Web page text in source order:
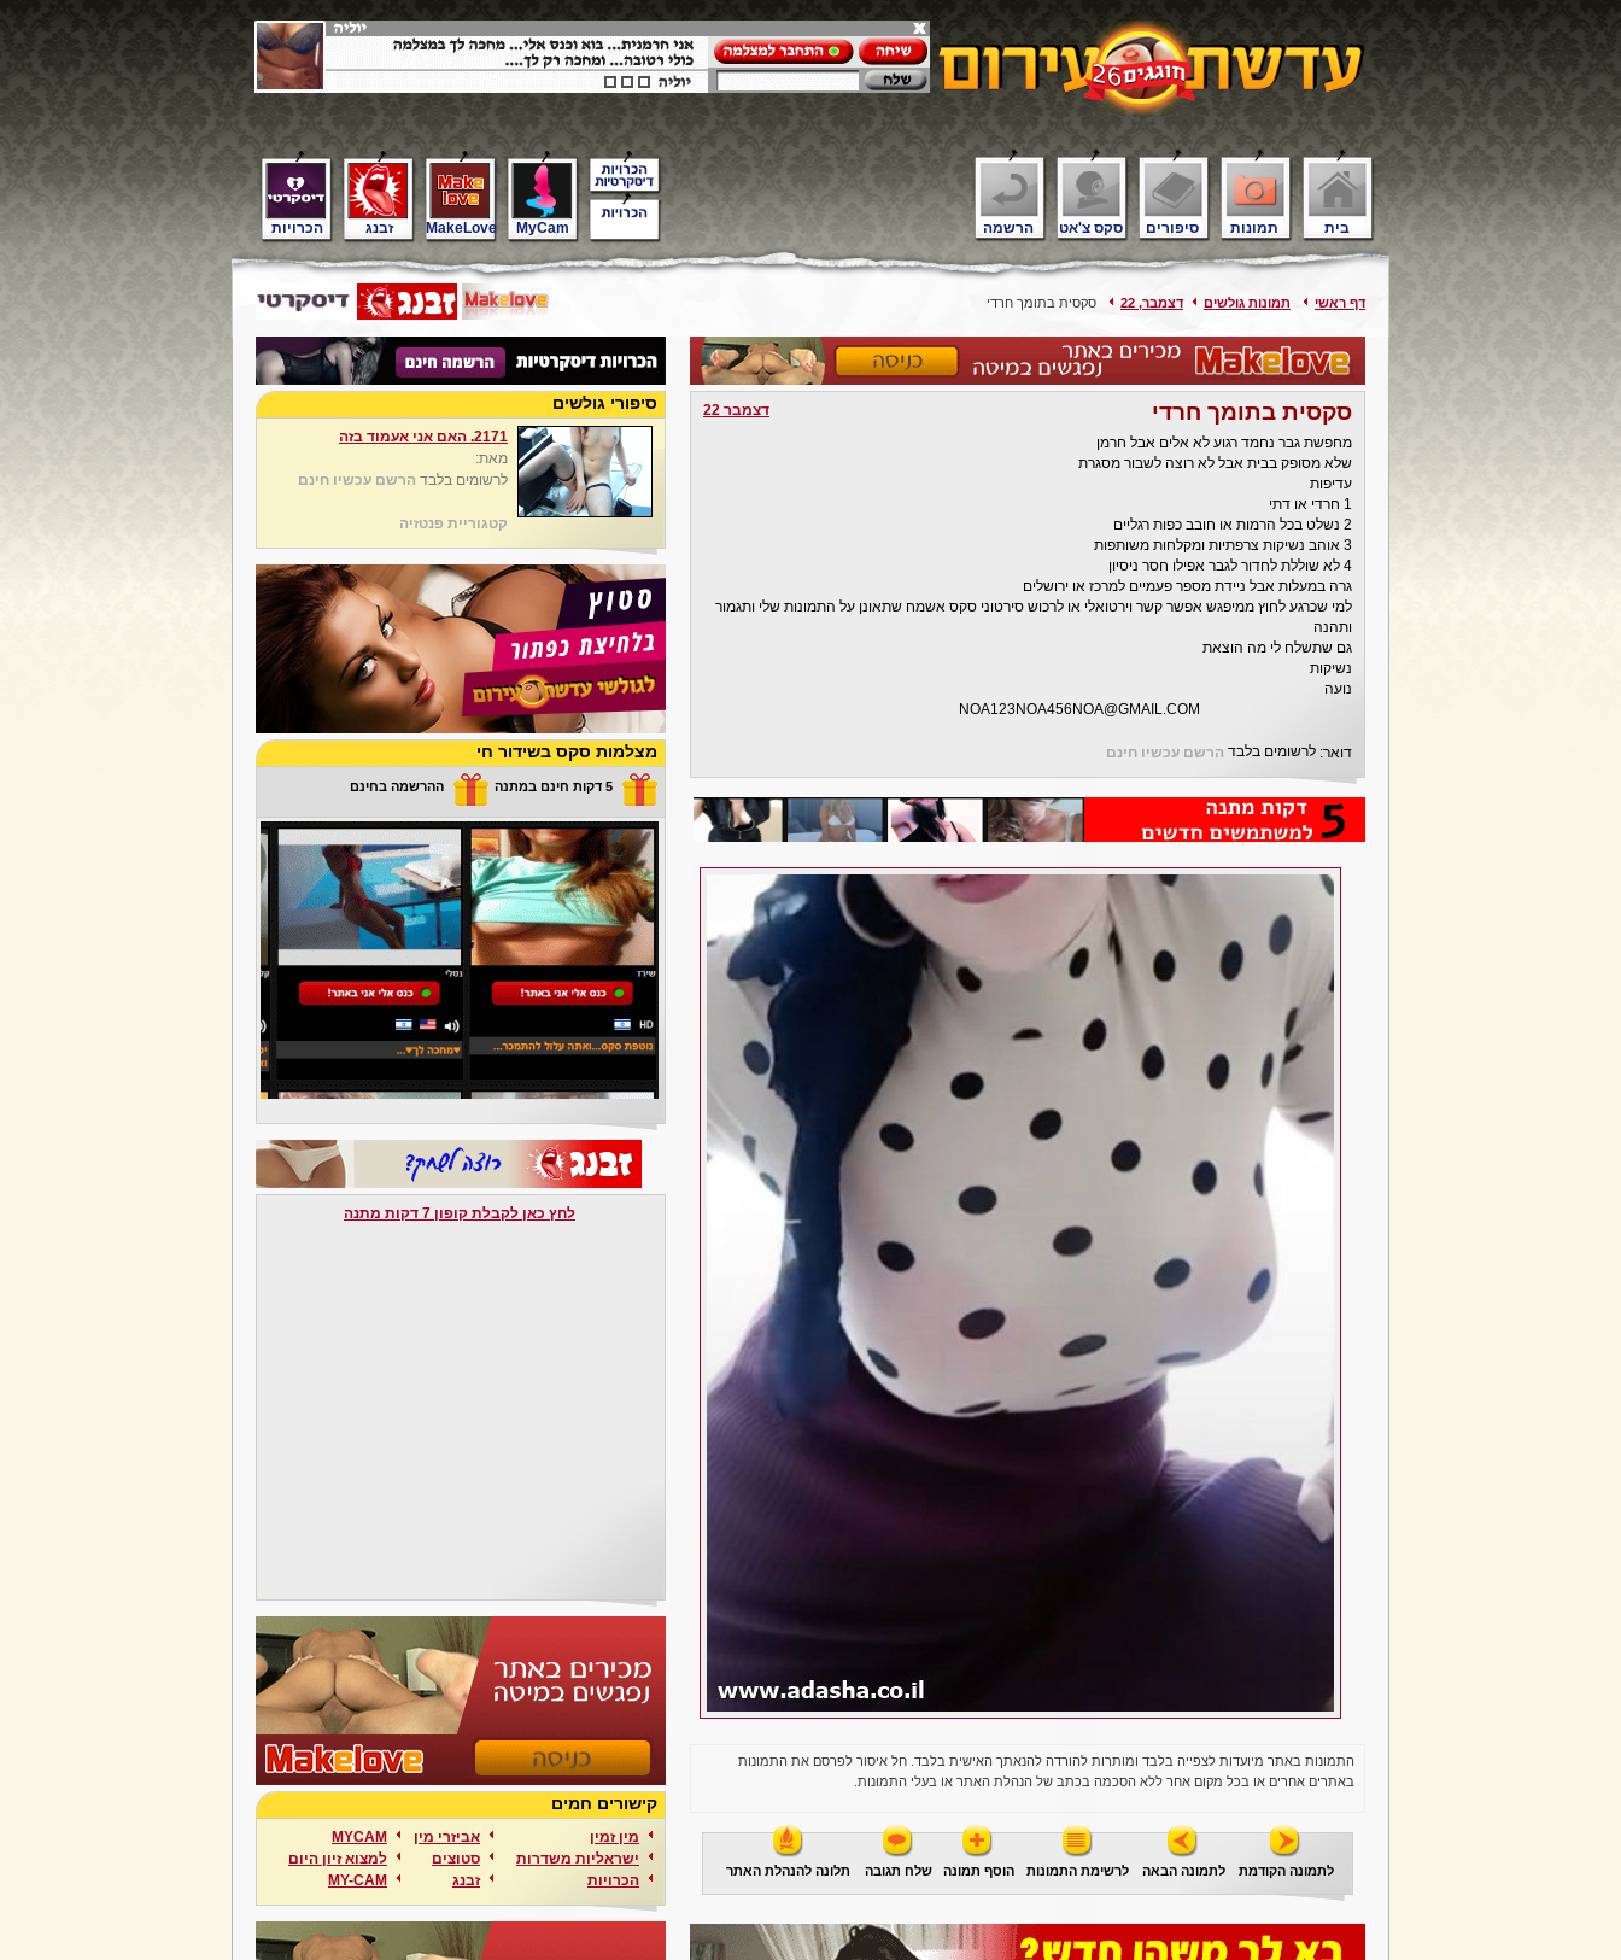
בית תמונות סיפורים סקס צ'אט הרשמה הכרויות זבנג MakeLove MyCam
דף ראשי תמונות גולשים דצמבר, 22 סקסית בתומך חרדי
סקסית בתומך חרדי
דצמבר 22
מחפשת גבר נחמד רגוע לא אלים אבל חרמן
שלא מסופק בבית אבל לא רוצה לשבור מסגרת
עדיפות
1 חרדי או דתי
2 נשלט בכל הרמות או חובב כפות רגליים
3 אוהב נשיקות צרפתיות ומקלחות משותפות
4 לא שוללת לחדור לגבר אפילו חסר ניסיון
גרה במעלות אבל ניידת מספר פעמיים למרכז או ירושלים
למי שכרגע לחוץ ממיפגש אפשר קשר וירטואלי או לרכוש סירטוני סקס אשמח שתאונן על התמונות שלי ותגמור
ותהנה
גם שתשלח לי מה הוצאת
נשיקות
נועה
NOA123NOA456NOA@GMAIL.COM
דואר: לרשומים בלבד הרשם עכשיו חינם
התמונות באתר מיועדות לצפייה בלבד ומותרות להורדה להנאתך האישית בלבד. חל איסור לפרסם את התמונות
באתרים אחרים או בכל מקום אחר ללא הסכמה בכתב של הנהלת האתר או בעלי התמונות.
לתמונה הקודמת לתמונה הבאה לרשימת התמונות הוסף תמונה שלח תגובה תלונה להנהלת האתר
סיפורי גולשים
2171. האם אני אעמוד בזה
מאת:
לרשומים בלבד הרשם עכשיו חינם
קטגוריית פנטזיה
מצלמות סקס בשידור חי
5 דקות חינם במתנה ההרשמה בחינם
לחץ כאן לקבלת קופון 7 דקות מתנה
קישורים חמים
מין זמין
ישראליות משדרות
הכרויות
אביזרי מין
סטוצים
זבנג
MYCAM
למצוא זיון היום
MY-CAM